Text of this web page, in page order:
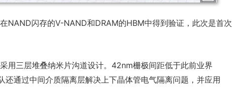
NAND闪存的V-NAND和DRAM的HBM中得到验证，此次是首次
用三层堆叠纳米片沟道设计。42nm栅极间距低于此前业界
还通过中间介质隔离层解决上下晶体管电气隔离问题，并应用